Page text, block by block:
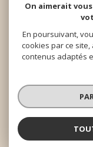
© 2026 | TOUS
On aimerait
En poursuivant,
cookies par ce
contenus adaptés